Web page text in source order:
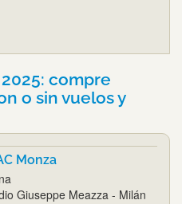
compre
o sin vuelos y
Monza
Giuseppe Meazza - Milán